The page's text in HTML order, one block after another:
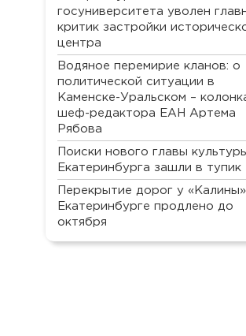
госуниверситета уволен
критик застройки
центра
Водяное перемирие кланов: о
политической ситуации в
Каменске-Уральском –
шеф-редактора ЕАН Артема
Рябова
Поиски нового главы
Екатеринбурга зашли в тупик
Перекрытие дорог у
Екатеринбурге продлено до
октября